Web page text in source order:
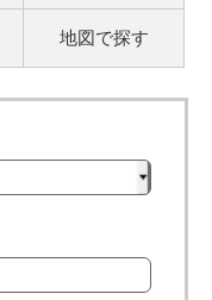
地図で探す